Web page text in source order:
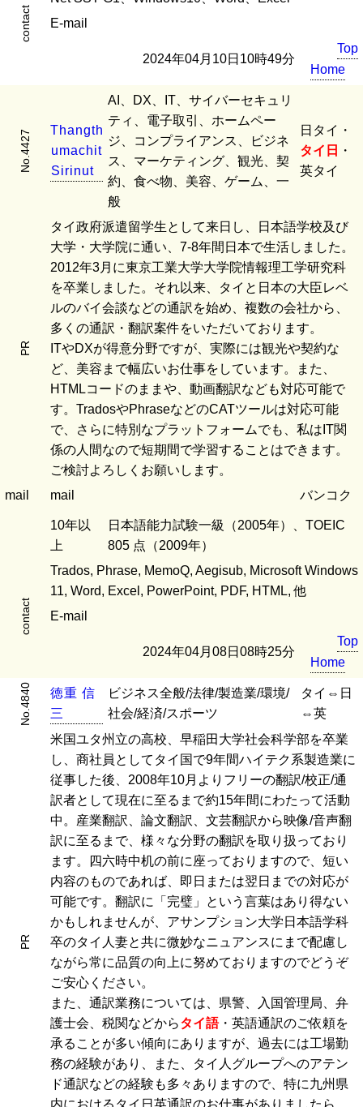
contact E-mail
2024年04月10日10時49分
Top
Home
No.4427 Thangth
umachit
Sirinut
AI、DX、IT、サイバーセキュリ
ティ、電子取引、ホームペー
ジ、コンプライアンス、ビジネ
ス、マーケティング、観光、契
約、食べ物、美容、ゲーム、一
般
日タイ・
タイ日
・
英タイ
PR
タイ政府派遣留学生として来日し、日本語学校及び
大学・大学院に通い、7-8年間日本で生活しました。
2012年3月に東京工業大学大学院情報理工学研究科
を卒業しました。それ以来、タイと日本の大臣レベ
ルのバイ会談などの通訳を始め、複数の会社から、
多くの通訳・翻訳案件をいただいております。
ITやDXが得意分野ですが、実際には観光や契約な
ど、美容まで幅広いお仕事をしています。また、
HTMLコードのままや、動画翻訳なども対応可能で
す。TradosやPhraseなどのCATツールは対応可能
で、さらに特別なプラットフォームでも、私はIT関
係の人間なので短期間で学習することはできます。
ご検討よろしくお願いします。
mail
mail バンコク
10年以
上
日本語能力試験一級（2005年）、TOEIC
805 点（2009年）
Trados, Phrase, MemoQ, Aegisub, Microsoft Windows
11, Word, Excel, PowerPoint, PDF, HTML, 他
contact E-mail
2024年04月08日08時25分
Top
Home
No.4840 徳重 信
三
ビジネス全般/法律/製造業/環境/
社会/経済/スポーツ
タイ⇔日
⇔英
PR
米国ユタ州立の高校、早稲田大学社会科学部を卒業
し、商社員としてタイ国で9年間ハイテク系製造業に
従事した後、2008年10月よりフリーの翻訳/校正/通
訳者として現在に至るまで約15年間にわたって活動
中。産業翻訳、論文翻訳、文芸翻訳から映像/音声翻
訳に至るまで、様々な分野の翻訳を取り扱っており
ます。四六時中机の前に座っておりますので、短い
内容のものであれば、即日または翌日までの対応が
可能です。翻訳に「完璧」という言葉はあり得ない
かもしれませんが、アサンプション大学日本語学科
卒のタイ人妻と共に微妙なニュアンスにまで配慮し
ながら常に品質の向上に努めておりますのでどうぞ
ご安心ください。
また、通訳業務については、県警、入国管理局、弁
護士会、税関などからタイ語・英語通訳のご依頼を
承ることが多い傾向にありますが、過去には工場勤
務の経験があり、また、タイ人グループへのアテン
ド通訳などの経験も多々ありますので、特に九州県
内におけるタイ日英通訳のお仕事がありましたら、